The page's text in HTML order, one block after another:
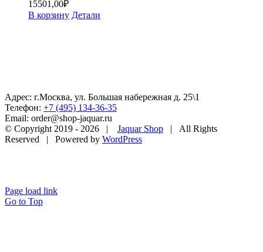
15501,00₽
В корзину Детали
Адрес: г.Москва, ул. Большая набережная д. 25\1
Телефон: +7 (495) 134-36-35
Email: order@shop-jaquar.ru
© Copyright 2019 - 2026 | Jaquar Shop | All Rights
Reserved | Powered by WordPress
Page load link
Go to Top